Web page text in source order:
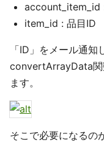
account_item_id
item_id : 品目ID
「ID」をメール通知
convertArrayData関
ます。
そこで必要になるの